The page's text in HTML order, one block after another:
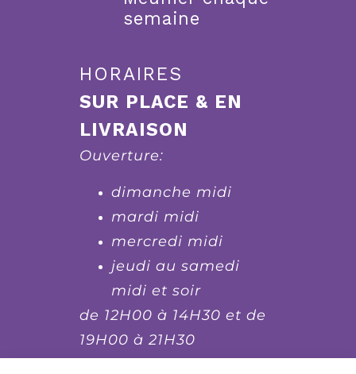
semaine
HORAIRES
SUR PLACE & EN
LIVRAISON
Ouverture:
dimanche midi
mardi midi
mercredi midi
jeudi au samedi
midi et soir
de 12H00 à 14H30 et de
19H00 à 21H30
fermé le lundi et le